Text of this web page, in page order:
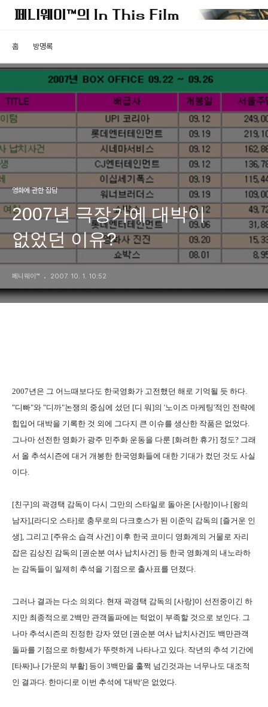
홈 방명록
영화에 관한 잡담
2007년 극장가에 대박이
없었던 이유?
페니웨이™ 2007. 10. 1. 10:52
2007년은 그 어느때보다도 한국영화가 고전했던 해로 기억될 듯 하다.
"디빠"와 "디까"논쟁의 중심에 섰던 [디 워]의 '노이즈 마케팅'적인 전략에
힙입어 대박을 기록한 것 외에 그다지 큰 이슈를 생산한 작품은 없었다.
그나마 선전한 영화가 광주 민주화 운동을 다룬 [화려한 휴가] 정도? 그래
서 올 추석시즌에 대거 개봉한 한국영화들에 대한 기대가 컸던 것도 사실
이다.
[친구]의 곽경택 감독이 다시 그만의 스타일로 돌아온 [사랑]이나 [왕의
남자],[라디오 스타]로 충무로의 다크호스가 된 이준익 감독의 [즐거운 인
생], 그리고 [주유소 습격 사건] 이후 한국 코미디 영화계의 거물로 자리
잡은 김상진 감독의 [권순분 여사 납치사건] 등 한국 영화계의 내노라하
는 감독들이 일제히 추석을 기점으로 출사표를 던졌다.
그러나 결과는 다소 의외다. 현재 곽경택 감독의 [사랑]이 선전중이긴 하
지만 최종적으로 2백만 관객돌파에는 턱없이 부족할 것으로 보인다. 그
나마 추석시즌의 진정한 강자 였던 [권순분 여사 납치사건]도 백만관객
돌파를 기점으로 하향세가 뚜렷하게 나타나고 있다. 작년의 추석 기간에
[타짜]나 [가문의 부활] 등이 3백만을 훌쩍 넘긴것과는 너무나도 대조적
인 결과다. 한마디로 이번 추석에 '대박'은 없었다.